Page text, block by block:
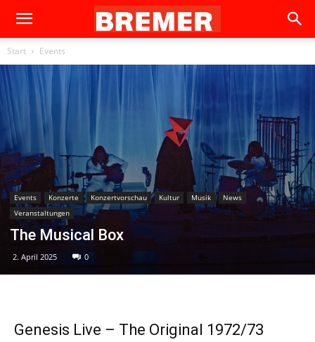
Start Events
Events Konzerte Konzertvorschau Kultur Musik
News
Veranstaltungen
The Musical Box
2. April 2025 0
Genesis Live – The Original 1972/73